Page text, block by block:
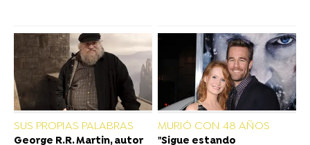
SUS PROPIAS PALABRAS
George R.R. Martin, autor
MURIÓ CON 48 AÑOS
"Sigue estando